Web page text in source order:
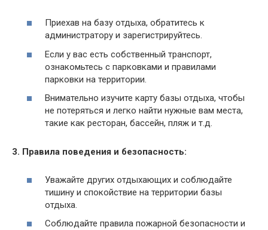
Приехав на базу отдыха, обратитесь к
администратору и зарегистрируйтесь.
Если у вас есть собственный транспорт,
ознакомьтесь с парковками и правилами
парковки на территории.
Внимательно изучите карту базы отдыха, чтобы
не потеряться и легко найти нужные вам места,
такие как ресторан, бассейн, пляж и т.д.
3. Правила поведения и безопасность:
Уважайте других отдыхающих и соблюдайте
тишину и спокойствие на территории базы
отдыха.
Соблюдайте правила пожарной безопасности и